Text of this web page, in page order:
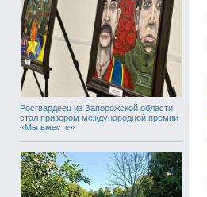
Росгвардеец из Запорожской области
стал призером международной премии
«Мы вместе»